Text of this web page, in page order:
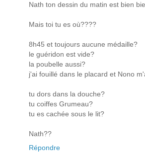
Nath ton dessin du matin est bien
Mais toi tu es où????
8h45 et toujours aucune médaille?
le guéridon est vide?
la poubelle aussi?
j'ai fouillé dans le placard et Nono
tu dors dans la douche?
tu coiffes Grumeau?
tu es cachée sous le lit?
Nath??
Répondre